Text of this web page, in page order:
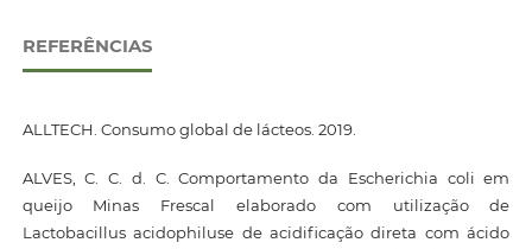
REFERÊNCIAS
ALLTECH. Consumo global de lácteos. 2019.
ALVES, C. C. d. C. Comportamento da Escherichia coli em
queijo Minas Frescal elaborado com utilização de
Lactobacillus acidophiluse de acidificação direta com ácido